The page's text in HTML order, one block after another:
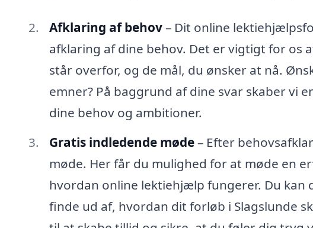
Afklaring af behov– Dit online
afklaring af dine behov. Det er vigtigt for os
står overfor, og de mål, du ønsker at nå.
emner? På baggrund af dine svar skaber vi
dine behov og ambitioner.
Gratis indledende møde– Efter
møde. Her får du mulighed for at møde en
hvordan online lektiehjælp fungerer. Du kan
finde ud af, hvordan dit forløb i Slagslunde